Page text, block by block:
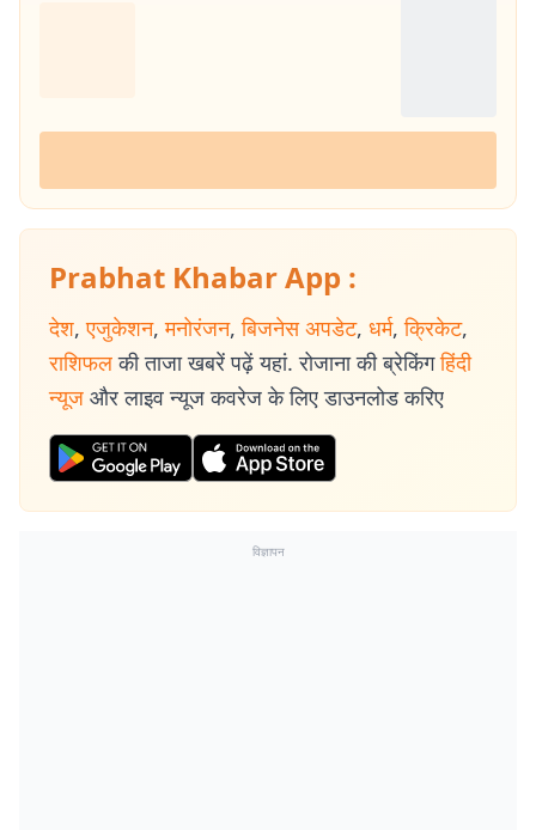
Prabhat Khabar App :
देश, एजुकेशन, मनोरंजन, बिजनेस अपडेट, धर्म, क्रिकेट,
राशिफल की ताजा खबरें पढ़ें यहां. रोजाना की ब्रेकिंग हिंदी
न्यूज और लाइव न्यूज कवरेज के लिए डाउनलोड करिए
विज्ञापन